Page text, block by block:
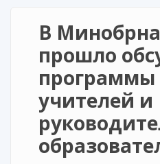
В
прошло
учителей и